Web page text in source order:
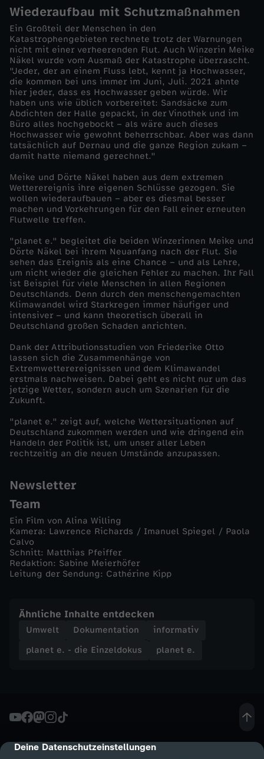
cmp-dialog-description
Deine Datenschutzeinstellungen
t
e
r
u
n
d
K
l
i
m
a
w
a
n
e
Wiederaufbau mit Schutzmaßnahmen
Ein Großteil der Menschen in den
Katastrophengebieten rechnete trotz der Warnungen
nicht mit einer verheerenden Flut. Auch Winzerin Meike
Näkel wurde vom Ausmaß der Katastrophe überrascht.
"Jeder, der an einem Fluss lebt, kennt ja Hochwasser,
die kommen bei uns immer im Juni, Juli. 2021 ahnte
hier jeder, dass es Hochwasser geben würde. Wir
haben uns wie üblich vorbereitet: Sandsäcke zum
Abdichten der Halle gepackt, in der Vinothek und im
Büro alles hochgebockt – als wäre auch dieses
Hochwasser wie gewohnt beherrschbar. Aber was dann
tatsächlich auf Dernau und die ganze Region zukam –
damit hatte niemand gerechnet."
Meike und Dörte Näkel haben aus dem extremen
Wetterereignis ihre eigenen Schlüsse gezogen. Sie
wollen wiederaufbauen – aber es diesmal besser
machen und Vorkehrungen für den Fall einer erneuten
Flutwelle treffen.
"planet e." begleitet die beiden Winzerinnen Meike und
Dörte Näkel bei ihrem Neuanfang nach der Flut. Sie
sehen das Ereignis als eine Chance – und als Lehre,
um nicht wieder die gleichen Fehler zu machen. Ihr Fall
ist Beispiel für viele Menschen in allen Regionen
Deutschlands. Denn durch den menschengemachten
Klimawandel wird Starkregen immer häufiger und
intensiver – und kann theoretisch überall in
Deutschland großen Schaden anrichten.
Dank der Attributionsstudien von Friederike Otto
lassen sich die Zusammenhänge von
Extremwetterereignissen und dem Klimawandel
erstmals nachweisen. Dabei geht es nicht nur um das
jetzige Wetter, sondern auch um Szenarien für die
Zukunft.
"planet e." zeigt auf, welche Wettersituationen auf
Deutschland zukommen werden und wie dringend ein
Handeln der Politik ist, um unser aller Leben
rechtzeitig an die neuen Umstände anzupassen.
Newsletter
Team
Ein Film von Alina Willing
Kamera: Lawrence Richards / Imanuel Spiegel / Paola
Calvo
Schnitt: Matthias Pfeiffer
Redaktion: Sabine Meierhöfer
Leitung der Sendung: Cathérine Kipp
Ähnliche Inhalte entdecken
Umwelt Dokumentation
informativ
planet e. - die Einzeldokus
planet e.